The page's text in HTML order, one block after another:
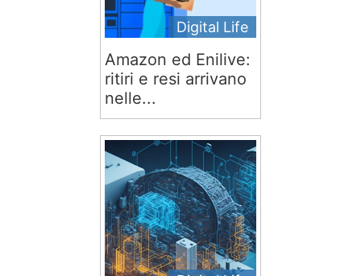
Digital Life
Amazon ed Enilive:
ritiri e resi arrivano
nelle...